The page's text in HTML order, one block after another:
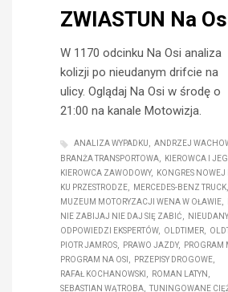
ZWIASTUN Na
W 1170 odcinku Na Osi analiza
kolizji po nieudanym drifcie na
ulicy. Oglądaj Na Osi w środę o
21:00 na kanale Motowizja.
ANALIZA WYPADKU
ANDRZEJ
BRANŻA TRANSPORTOWA
KIEROWCA I
KIEROWCA ZAWODOWY
KONGRES
KU PRZESTRODZE
MERCEDES-BENZ TRUCK
MUZEUM MOTORYZACJI WENA W OŁAWIE
NIE ZABIJAJ NIE DAJ SIĘ ZABIĆ
ODPOWIEDZI EKSPERTÓW
OLDTIMER
PIOTR JAMROS
PRAWO JAZDY
PROGRAM
PROGRAM NA OSI
PRZEPISY DROGOWE
RAFAŁ KOCHANOWSKI
ROMAN LATYN
SEBASTIAN WĄTROBA
TUNINGOWANE